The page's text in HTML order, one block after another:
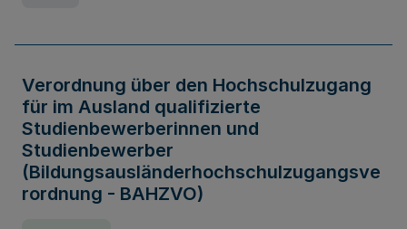
Verordnung über den Hochschulzugang
für im Ausland qualifizierte
Studienbewerberinnen und
Studienbewerber
(Bildungsausländerhochschulzugangsve
rordnung - BAHZVO)